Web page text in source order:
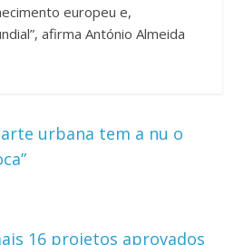
europeu e,
afirma António Almeida
urbana tem a nu o
16 projetos aprovados